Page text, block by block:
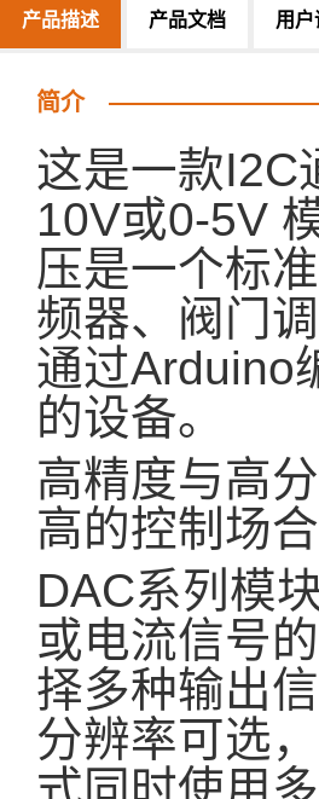
产品描述 产品文档 用户
简介
这是一款I2C
10V或0-5V
压是一个标
频器、阀门
通过Arduino
的设备。
高精度与高
高的控制场
DAC系列模
或电流信号
择多种输出
分辨率可选